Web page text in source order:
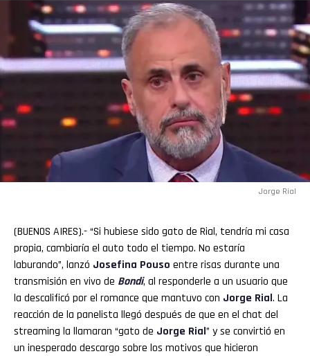
Jorge Rial
(BUENOS AIRES).- “Si hubiese sido gato de Rial, tendría mi casa
propia, cambiaría el auto todo el tiempo. No estaría
laburando”, lanzó Josefina Pouso entre risas durante una
transmisión en vivo de Bondi, al responderle a un usuario que
la descalificó por el romance que mantuvo con Jorge Rial. La
reacción de la panelista llegó después de que en el chat del
streaming la llamaran “gato de Jorge Rial” y se convirtió en
un inesperado descargo sobre los motivos que hicieron